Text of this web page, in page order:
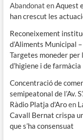
Abandonat enAquest
han crescut les
Reconeixement
d’Aliments Municipal
Targetes moneder per
d’higiene i de farmàcia
Concentració de
semipeatonal de l’Av.
Ràdio Platja d'Aroen
Cavall Bernat crispa
que s’ha consensuat